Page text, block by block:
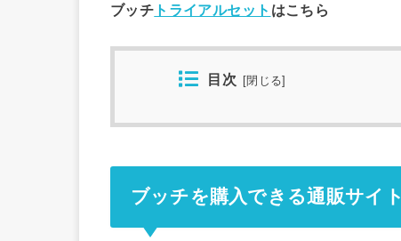
ブッチ トライアルセット はこちら
目次 閉じる
ブッチを購入できる通販サイト